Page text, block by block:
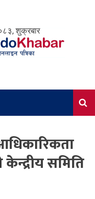
शुक्रबार
समिति